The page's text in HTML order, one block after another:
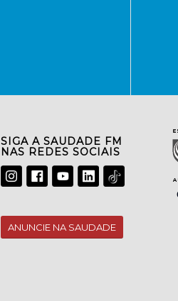
SIGA A SAUDADE FM
NAS REDES SOCIAIS
ANUNCIE NA SAUDADE